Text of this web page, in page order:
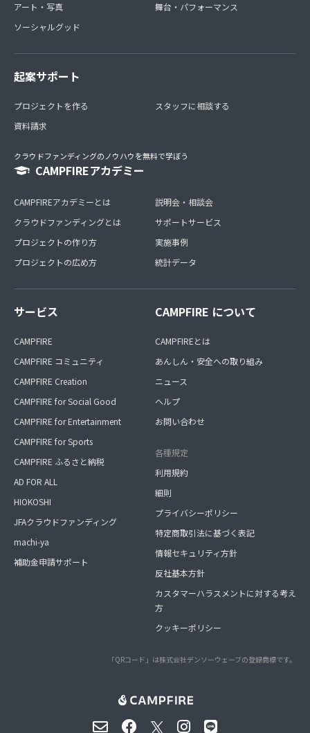
アート・写真
ソーシャルグッド
舞台・パフォーマンス
起案サポート
プロジェクトを作る
資料請求
スタッフに相談する
クラウドファンディングのノウハウを無料で学ぼう
CAMPFIREアカデミー
CAMPFIREアカデミーとは
クラウドファンディングとは
プロジェクトの作り方
プロジェクトの広め方
説明会・相談会
サポートサービス
実施事例
統計データ
サービス
CAMPFIRE
CAMPFIRE コミュニティ
CAMPFIRE Creation
CAMPFIRE for Social Good
CAMPFIRE for Entertainment
CAMPFIRE for Sports
CAMPFIRE ふるさと納税
AD FOR ALL
HIOKOSHI
JFAクラウドファンディング
machi-ya
補助金申請サポート
CAMPFIRE について
CAMPFIREとは
あんしん・安全への取り組み
ニュース
ヘルプ
お問い合わせ
各種規定
利用規約
細則
プライバシーポリシー
特定商取引法に基づく表記
情報セキュリティ方針
反社基本方針
カスタマーハラスメントに対する考え
方
クッキーポリシー
「QRコード」は株式会社デンソーウェーブの登録商標です。